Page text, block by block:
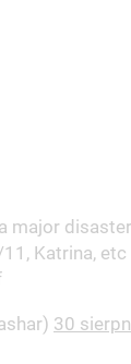
major
Katrina, etc
30